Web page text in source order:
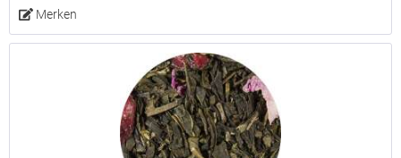
Merken